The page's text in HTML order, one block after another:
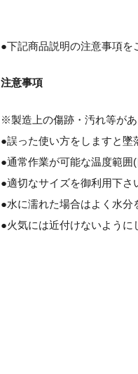
●下記商品説明の注意事項を
注意事項
※製造上の傷跡・汚れ等があ
●誤った使い方をしますと墜
●通常作業が可能な温度範
●適切なサイズを御利用下さ
●水に濡れた場合はよく水分
●火気には近付けないように